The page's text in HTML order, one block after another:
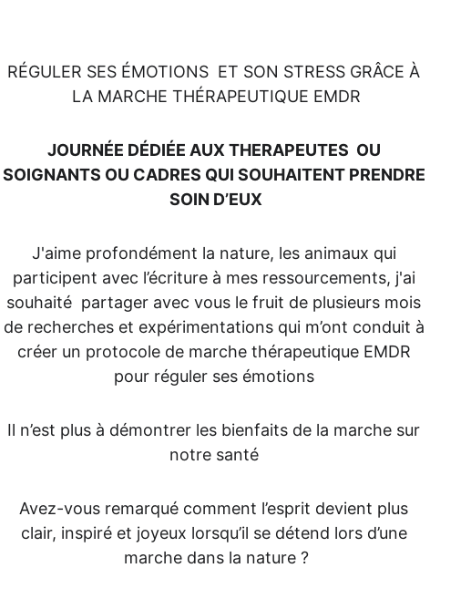
RÉGULER SES ÉMOTIONS  ET SON STRESS GRÂCE À
LA MARCHE THÉRAPEUTIQUE EMDR
JOURNÉE DÉDIÉE AUX THERAPEUTES  OU
SOIGNANTS OU CADRES QUI SOUHAITENT PRENDRE
SOIN D’EUX
J'aime profondément la nature, les animaux qui
participent avec l’écriture à mes ressourcements, j'ai
souhaité  partager avec vous le fruit de plusieurs mois
de recherches et expérimentations qui m’ont conduit à
créer un protocole de marche thérapeutique EMDR
pour réguler ses émotions
Il n’est plus à démontrer les bienfaits de la marche sur
notre santé
Avez-vous remarqué comment l’esprit devient plus
clair, inspiré et joyeux lorsqu’il se détend lors d’une
marche dans la nature ?